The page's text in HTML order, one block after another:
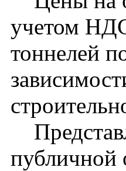
учетом
тоннелей
публичной